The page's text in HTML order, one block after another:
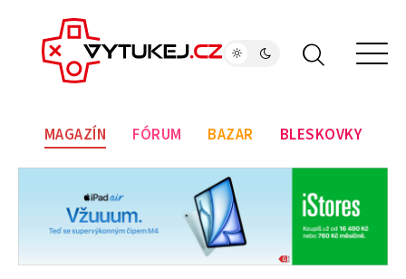
MAGAZÍN FÓRUM BAZAR BLESKOVKY